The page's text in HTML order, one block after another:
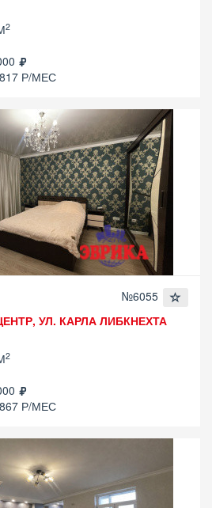
2
Р/МЕС
№6055
УЛ. КАРЛА ЛИБКНЕХТА
2
Р/МЕС